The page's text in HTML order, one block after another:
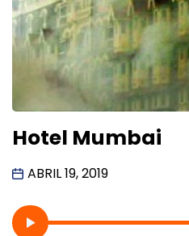
Hotel Mumbai
ABRIL 19, 2019